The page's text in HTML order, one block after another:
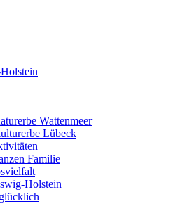
Wattenmeer
Lübeck
Familie
Holstein